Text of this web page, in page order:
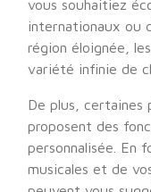
vous souhaitiez
internationaux ou
région éloignée,
variété infinie de
De plus, certaines
proposent des
personnalisée. En
musicales et de